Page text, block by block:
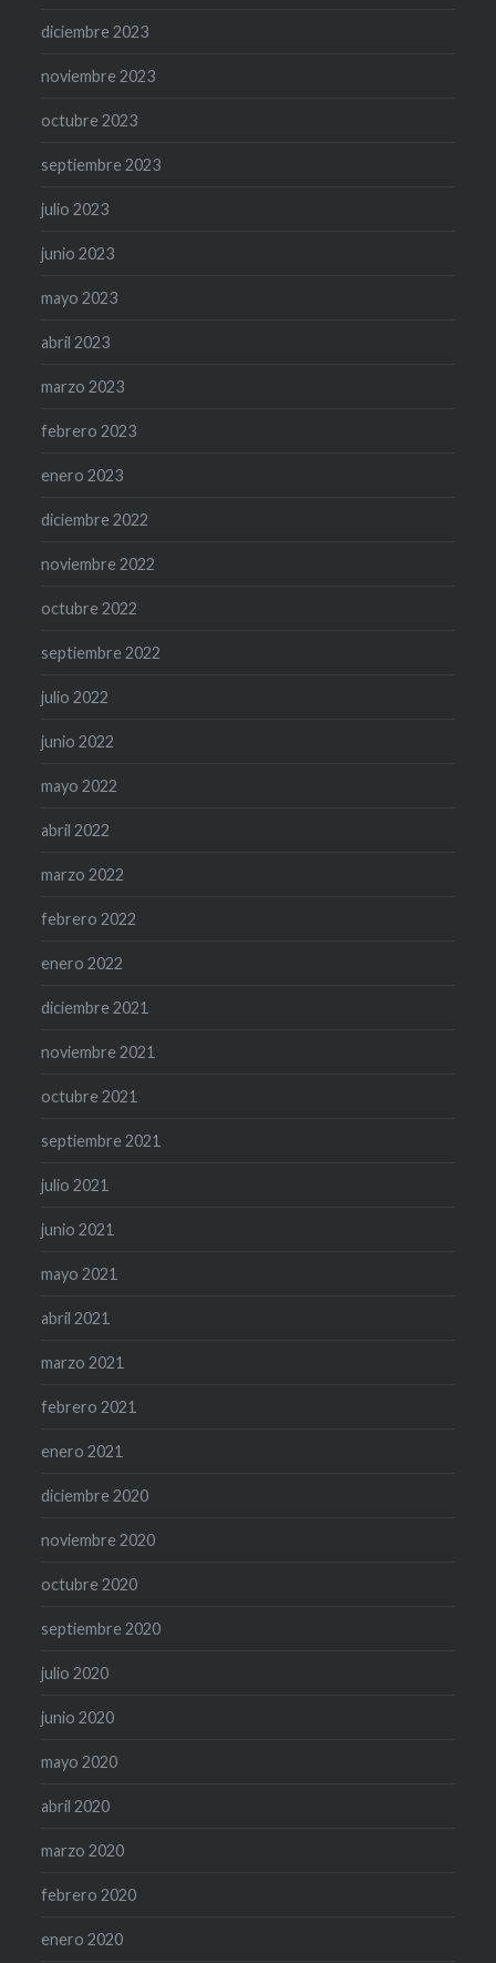
diciembre 2023
noviembre 2023
octubre 2023
septiembre 2023
julio 2023
junio 2023
mayo 2023
abril 2023
marzo 2023
febrero 2023
enero 2023
diciembre 2022
noviembre 2022
octubre 2022
septiembre 2022
julio 2022
junio 2022
mayo 2022
abril 2022
marzo 2022
febrero 2022
enero 2022
diciembre 2021
noviembre 2021
octubre 2021
septiembre 2021
julio 2021
junio 2021
mayo 2021
abril 2021
marzo 2021
febrero 2021
enero 2021
diciembre 2020
noviembre 2020
octubre 2020
septiembre 2020
julio 2020
junio 2020
mayo 2020
abril 2020
marzo 2020
febrero 2020
enero 2020